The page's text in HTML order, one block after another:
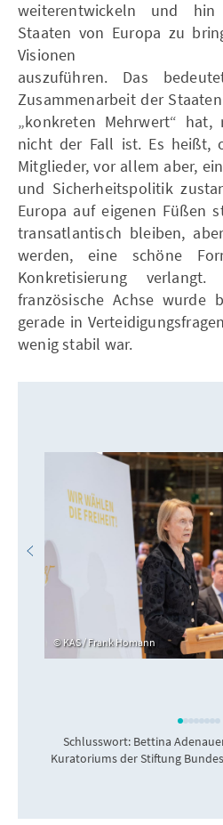
weiterentwickeln und
Staaten von Europa zu
Visionen
auszuführen. Das
Zusammenarbeit der
„konkreten Mehrwert“ hat,
nicht der Fall ist. Es heißt,
Mitglieder, vor allem aber,
und Sicherheitspolitik
Europa auf eigenen Füßen
transatlantisch bleiben,
werden, eine schöne
Konkretisierung
französische Achse wurde
gerade in
wenig stabil war.
KAS / Frank Homann
Schlusswort: Bettina
Kuratoriums der Stiftung